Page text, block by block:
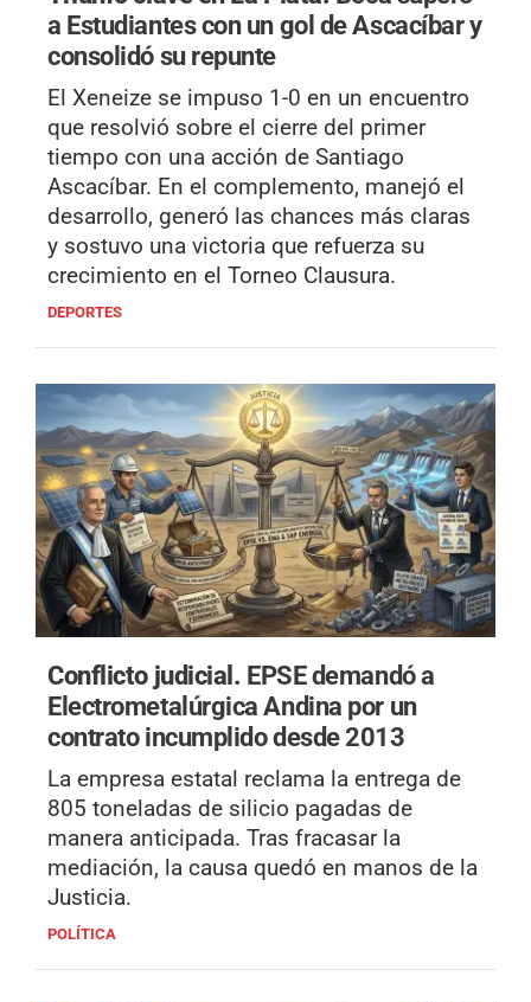
a Estudiantes con un gol de Ascacíbar y
consolidó su repunte
El Xeneize se impuso 1-0 en un encuentro
que resolvió sobre el cierre del primer
tiempo con una acción de Santiago
Ascacíbar. En el complemento, manejó el
desarrollo, generó las chances más claras
y sostuvo una victoria que refuerza su
crecimiento en el Torneo Clausura.
DEPORTES
Conflicto judicial. EPSE demandó a
Electrometalúrgica Andina por un
contrato incumplido desde 2013
La empresa estatal reclama la entrega de
805 toneladas de silicio pagadas de
manera anticipada. Tras fracasar la
mediación, la causa quedó en manos de la
Justicia.
POLÍTICA